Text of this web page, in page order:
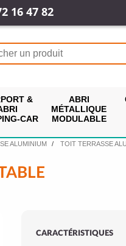
16 47 82
&
CAR
ABRI
MÉTALLIQUE
MODULABLE
ALUMINIUM TOIT TERRASSE
CARACTÉRISTIQUES